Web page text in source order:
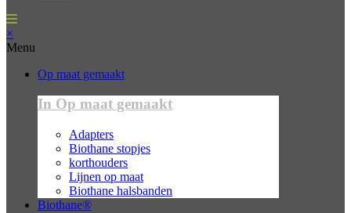
×
Menu
Op maat gemaakt
In Op maat gemaakt
Adapters
Biothane stopjes
korthouders
Lijnen op maat
Biothane halsbanden
Biothane®